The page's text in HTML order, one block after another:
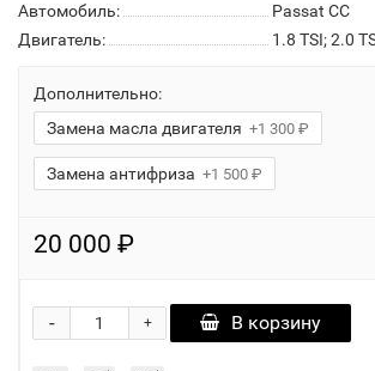
Автомобиль:
Passat CC
Двигатель:
1.8 TSI; 2.0
Дополнительно:
Замена масла двигателя +1 300 ₽
Замена антифриза +1 500 ₽
20 000 ₽
+
- В корзину